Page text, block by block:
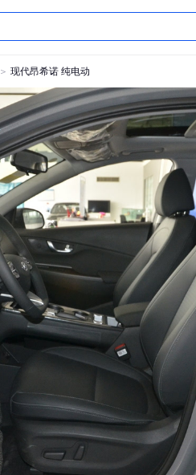
＞ 现代昂希诺 纯电动